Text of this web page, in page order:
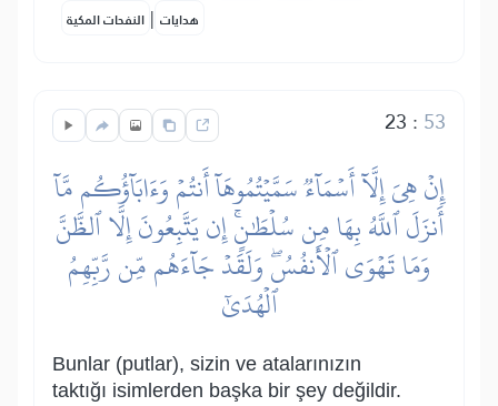
النفحات المكية | هدايات
23 : 53
إِنۡ هِيَ إِلَّآ أَسۡمَآءٞ سَمَّيۡتُمُوهَآ أَنتُمۡ وَءَابَآؤُكُم مَّآ
أَنزَلَ ٱللَّهُ بِهَا مِن سُلۡطَٰنٍۚ إِن يَتَّبِعُونَ إِلَّا ٱلظَّنَّ
وَمَا تَهۡوَى ٱلۡأَنفُسُۖ وَلَقَدۡ جَآءَهُم مِّن رَّبِّهِمُ
ٱلۡهُدَىٰٓ
Bunlar (putlar), sizin ve atalarınızın
taktığı isimlerden başka bir şey değildir.